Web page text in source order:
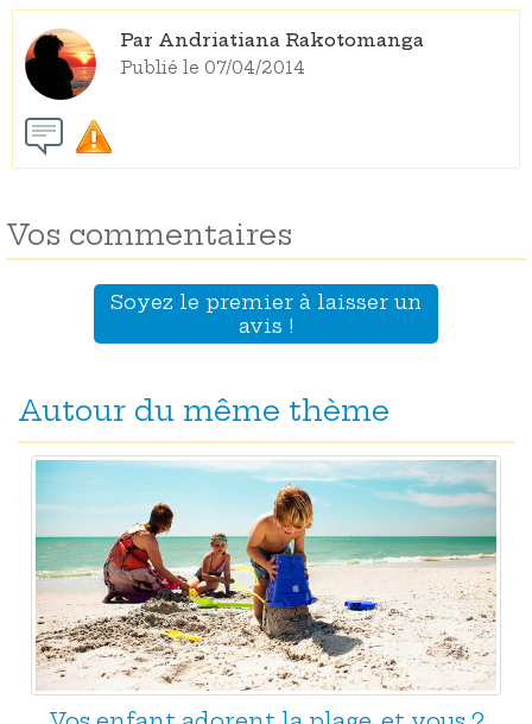
Par Andriatiana Rakotomanga
Publié le 07/04/2014
Vos commentaires
Soyez le premier à laisser un
avis !
Autour du même thème